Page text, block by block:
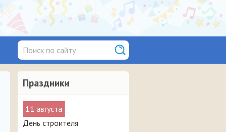
Праздники
11 августа
День строителя